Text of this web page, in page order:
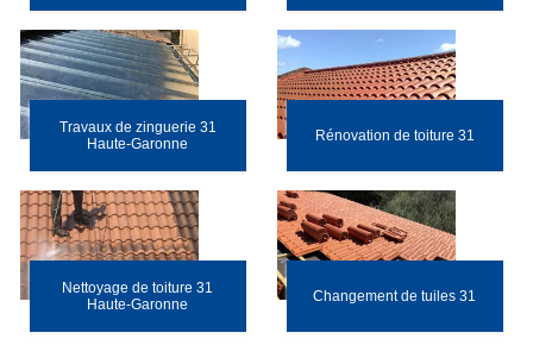
Travaux de zinguerie 31
Haute-Garonne
Rénovation de toiture 31
Nettoyage de toiture 31
Haute-Garonne
Changement de tuiles 31